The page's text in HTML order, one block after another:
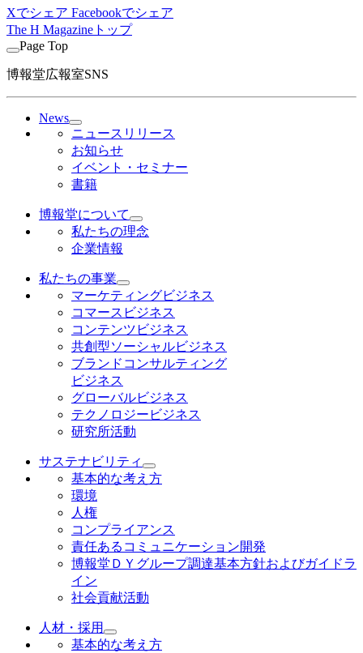
Xでシェア Facebookでシェア
The H Magazineトップ
Page Top
博報堂広報室SNS
News
ニュースリリース
お知らせ
イベント・セミナー
書籍
博報堂について
私たちの理念
企業情報
私たちの事業
マーケティングビジネス
コマースビジネス
コンテンツビジネス
共創型ソーシャルビジネス
ブランドコンサルティング
ビジネス
グローバルビジネス
テクノロジービジネス
研究所活動
サステナビリティ
基本的な考え方
環境
人権
コンプライアンス
責任あるコミュニケーション開発
博報堂ＤＹグループ調達基本方針およびガイドラ
イン
社会貢献活動
人材・採用
基本的な考え方